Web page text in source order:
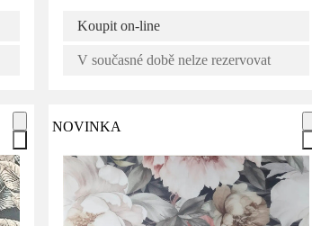
Koupit on-line
V současné době nelze rezervovat
NOVINKA